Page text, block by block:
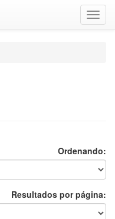
Ordenando:
Resultados por página: